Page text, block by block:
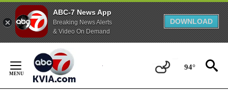
ABC-7 News App
Breaking News Alerts
& Video On Demand
DOWNLOAD
Content
94°